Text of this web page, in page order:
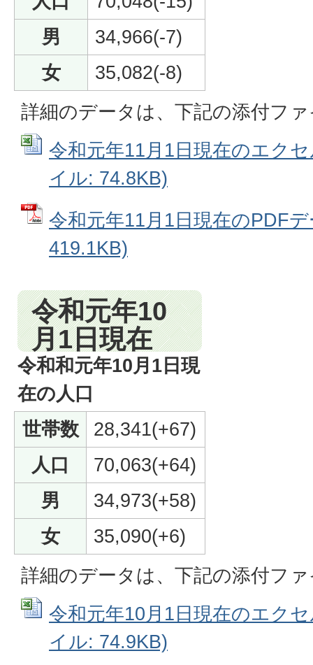
男
34,966(-7)
女
35,082(-8)
詳細のデータは、下記の添付フ
令和元年11月1日現在のエク
イル: 74.8KB)
令和元年11月1日現在のPDF
419.1KB)
令和元年10
月1日現在
令和和元年10月1日現
在の人口
世帯数
28,341(+67)
人口
70,063(+64)
男
34,973(+58)
女
35,090(+6)
詳細のデータは、下記の添付フ
令和元年10月1日現在のエク
イル: 74.9KB)